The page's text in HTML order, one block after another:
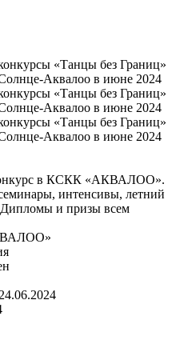
в КСКК «АКВАЛОО».
интенсивы, летний
Дипломы и призы всем